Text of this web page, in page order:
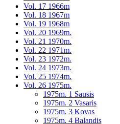
Vol. 17 1966m
Vol. 18 1967m
Vol. 19 1968m
Vol. 20 1969m.
Vol. 21 1970m.
Vol. 22 1971m.
Vol. 23 1972m.
Vol. 24 1973m.
Vol. 25 1974m.
Vol. 26 1975m.
1975m. 1 Sausis
1975m. 2 Vasaris
1975m. 3 Kovas
1975m. 4 Balandis